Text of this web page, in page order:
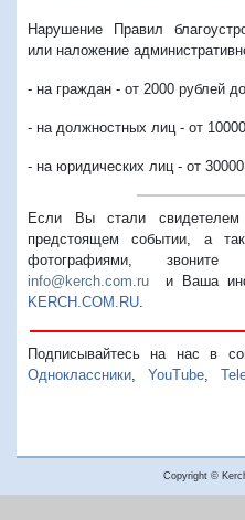
Нарушение Правил
или наложение
- на граждан - от 2000 рублей
- на должностных лиц - от
- на юридических лиц - от
Если Вы стали
предстоящем событии, а
фотографиями, звоните
info@kerch.com.ru и Ваша
KERCH.COM.RU
Подписывайтесь на нас в
Одноклассники
YouTube
Copyright ©